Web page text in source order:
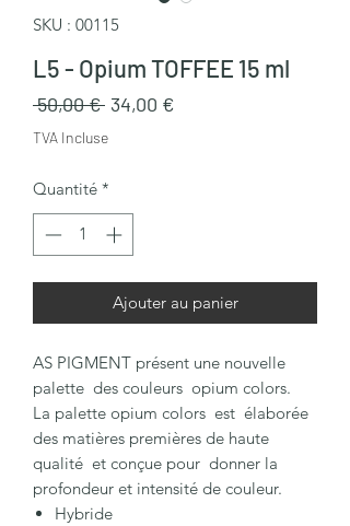
SKU : 00115
L5 - Opium TOFFEE 15 ml
50,00 € Prix
original
34,00 €Prix
TVA Incluse
Quantité *
Ajouter au panier
AS PIGMENT présent une nouvelle
palette des couleurs opium colors.
La palette opium colors est élaborée
des matières premières de haute
qualité et conçue pour donner la
profondeur et intensité de couleur.
Hybride